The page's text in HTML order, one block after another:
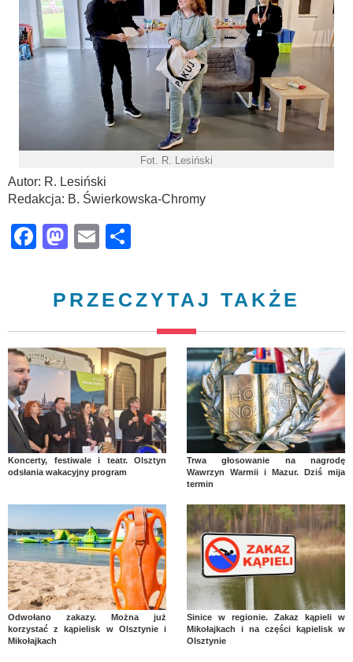
Fot. R. Lesiński
Autor: R. Lesiński
Redakcja: B. Świerkowska-Chromy
Facebook
Mastodon
Email
PRZECZYTAJ TAKŻE
Koncerty, festiwale i teatr. Olsztyn
odsłania wakacyjny program
Trwa głosowanie na nagrodę
Wawrzyn Warmii i Mazur. Dziś mija
termin
Odwołano zakazy. Można już
korzystać z kąpielisk w Olsztynie i
Mikołajkach
Sinice w regionie. Zakaz kąpieli w
Mikołajkach i na części kąpielisk w
Olsztynie